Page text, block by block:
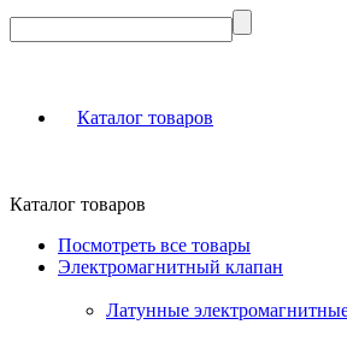
Каталог товаров
Каталог товаров
Посмотреть все товары
Электромагнитный клапан
Латунные